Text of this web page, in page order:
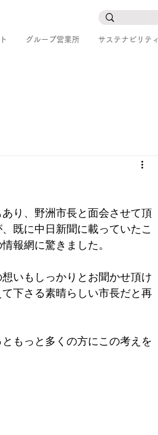
グループ営業所 サステナビリティ
り、野洲市長と面会させて頂
既に中日新聞に載っていたこ
報網に驚きました。
いもしっかりとお聞かせ頂け
下さる素晴らしい市長だと再
もっと多くの方にこの考えを